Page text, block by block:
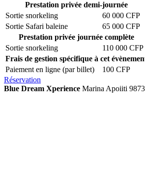
Prestation privée demi-journée
Sortie snorkeling
60 000 CFP
Sortie Safari baleine
65 000 CFP
Prestation privée journée complète
Sortie snorkeling
110 000 CFP
Frais de gestion spécifique à cet
Paiement en ligne (par billet)
100 CFP
Réservation
Blue Dream Xperience Marina Apoiiti